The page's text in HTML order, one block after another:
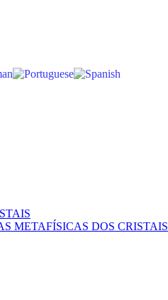
METAFÍSICAS DOS CRISTAIS